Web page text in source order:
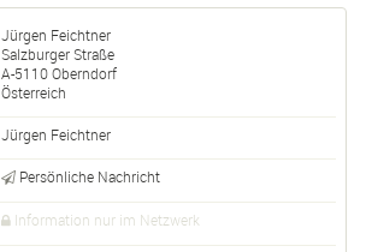
Jürgen Feichtner
Salzburger Straße
A-5110Oberndorf
Österreich
Jürgen Feichtner
Persönliche Nachricht
Information nur im Netzwerk